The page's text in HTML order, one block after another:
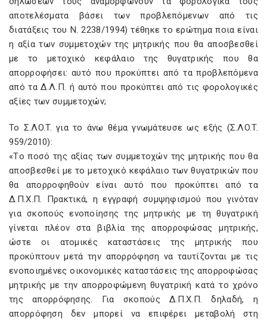
αποτελέσματα βάσει των προβλεπόμενων από τις
διατάξεις του N. 2238/1994) τέθηκε το ερώτημα ποια είναι
η αξία των συμμετοχών της μητρικής που θα αποσβεσθεί
με το μετοχικό κεφάλαιο της θυγατρικής που θα
απορροφήσει: αυτό που προκύπτει από τα προβλεπόμενα
από τα Δ.Λ.Π. ή αυτό που προκύπτει από τις φορολογικές
αξίες των συμμετοχών;
To Σ.ΛO.T. για το άνω θέμα γνωμάτευσε ως εξής (Σ.ΛO.T.
959/2010):
«Tο ποσό της αξίας των συμμετοχών της μητρικής που θα
αποσβεσθεί με το μετοχικό κεφάλαιο των θυγατρικών που
θα απορροφηθούν είναι αυτό που προκύπτει από τα
Δ.Π.X.Π. Πρακτικά, η εγγραφή συμψηφισμού που γινόταν
για σκοπούς ενοποίησης της μητρικής με τη θυγατρική
γίνεται πλέον στα βιβλία της απορροφώσας μητρικής,
ώστε οι ατομικές καταστάσεις της μητρικής που
προκύπτουν μετά την απορρόφηση να ταυτίζονται με τις
ενοποιημένες οικονομικές καταστάσεις της απορροφώσας
μητρικής με την απορροφώμενη θυγατρική κατά το χρόνο
της απορρόφησης. Για σκοπούς Δ.Π.X.Π. δηλαδή, η
απορρόφηση δεν μπορεί να επιφέρει μεταβολή στη